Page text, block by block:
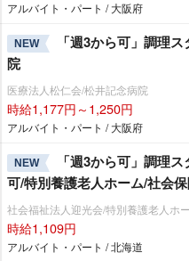
アルバイト・パート / 大阪府
NEW
「週3から可」調理
院
医療法人松仁会/松井記念病院
時給1,177円～1,250円
アルバイト・パート / 大阪府
NEW
「週3から可」調理
可/特別養護老人ホーム/社会
社会福祉法人迎光会/特別養護老人ホ
時給1,109円
アルバイト・パート / 北海道